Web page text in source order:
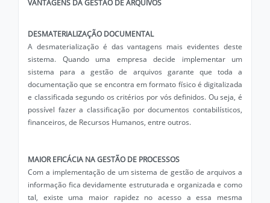
VANTAGENS DA GESTÃO DE ARQUIVOS
DESMATERIALIZAÇÃO DOCUMENTAL
A desmaterialização é das vantagens mais evidentes deste
sistema. Quando uma empresa decide implementar um
sistema para a gestão de arquivos garante que toda a
documentação que se encontra em formato físico é digitalizada
e classificada segundo os critérios por vós definidos. Ou seja, é
possível fazer a classificação por documentos contabilísticos,
financeiros, de Recursos Humanos, entre outros.
MAIOR EFICÁCIA NA GESTÃO DE PROCESSOS
Com a implementação de um sistema de gestão de arquivos a
informação fica devidamente estruturada e organizada e como
tal, existe uma maior rapidez no acesso a essa mesma